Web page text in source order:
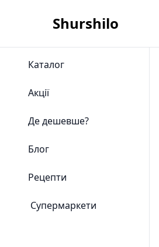
Shurshilo
Каталог
Акції
Де дешевше?
Блог
Рецепти
Супермаркети